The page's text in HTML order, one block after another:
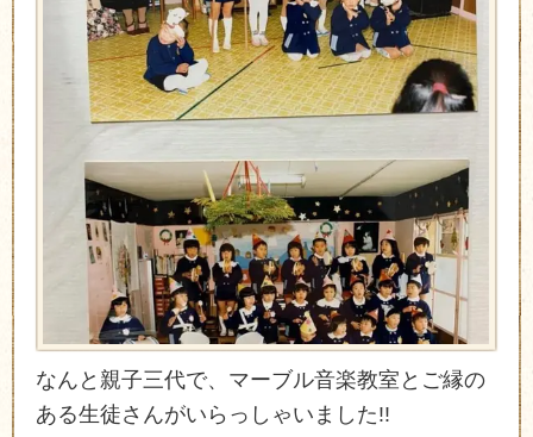
なんと親子三代で、マーブル音楽教室とご縁の
ある生徒さんがいらっしゃいました!!